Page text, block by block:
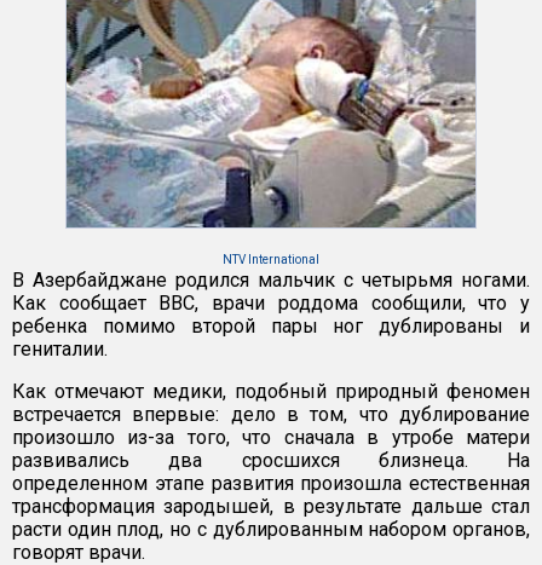
NTV International
В Азербайджане родился мальчик с четырьмя ногами.
Как сообщает ВВС, врачи роддома сообщили, что у
ребенка помимо второй пары ног дублированы и
гениталии.
Как отмечают медики, подобный природный феномен
встречается впервые: дело в том, что дублирование
произошло из-за того, что сначала в утробе матери
развивались два сросшихся близнеца. На
определенном этапе развития произошла естественная
трансформация зародышей, в результате дальше стал
расти один плод, но с дублированным набором органов,
говорят врачи.